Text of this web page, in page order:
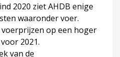
2020 ziet AHDB enige
waaronder voer.
op een hoger
2021.
van de